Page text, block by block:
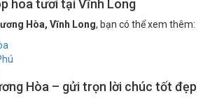
hoa tươi tại Vĩnh Long
Hòa, Vĩnh Long, bạn có thể xem thêm:
Hòa – gửi trọn lời chúc tốt đẹp